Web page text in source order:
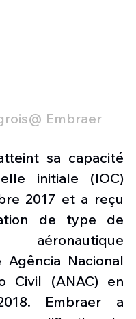
Embraer
sa capacité
initiale (IOC)
2017 et a reçu
de type de
aéronautique
Agência Nacional
Civil (ANAC) en
Embraer a